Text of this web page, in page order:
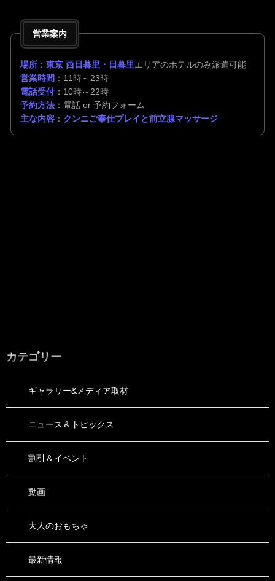
営業案内
場所 ： 東京 西日暮里・日暮里エリアのホテルのみ派遣可能
営業時間 ：11時～23時
電話受付：10時～22時
予約方法 ：電話 or 予約フォーム
主な内容 ： クンニご奉仕プレイと前立腺マッサージ
カテゴリー
ギャラリー&メディア取材
ニュース＆トピックス
割引＆イベント
動画
大人のおもちゃ
最新情報